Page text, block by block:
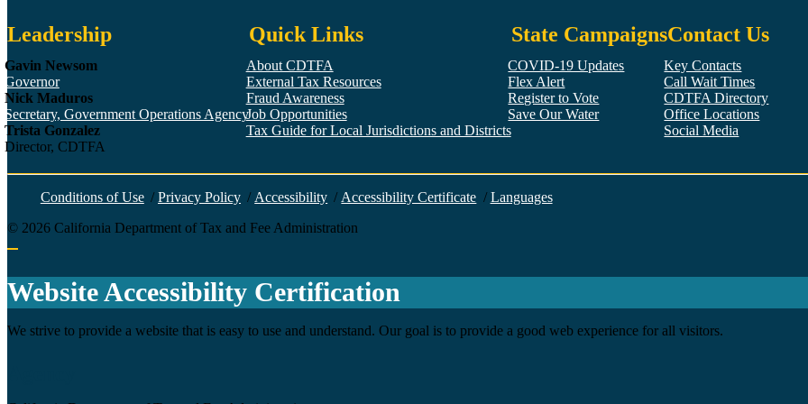
Leadership
Gavin Newsom
Governor
Nick Maduros
Secretary, Government Operations Agency
Trista Gonzalez
Director, CDTFA
Quick Links
About CDTFA
External Tax Resources
Fraud Awareness
Job Opportunities
Tax Guide for Local Jurisdictions and Districts
State Campaigns
COVID-19 Updates
Flex Alert
Register to Vote
Save Our Water
Contact Us
Key Contacts
Call Wait Times
CDTFA Directory
Office Locations
Social Media
Facebook
Twitter
YouTube
LinkedIn
Instagram
Conditions of Use / Privacy Policy / Accessibility / Accessibility Certificate / Languages
© 2026 California Department of Tax and Fee Administration
Website Accessibility Certification
We strive to provide a website that is easy to use and understand. Our goal is to provide a good web experience for all visitors.